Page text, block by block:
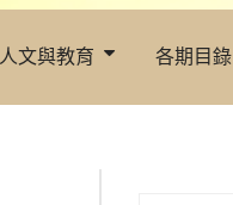
人文與教育 各期目錄